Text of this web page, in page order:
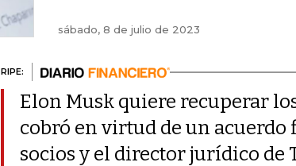
sábado, 8 de julio de 2023
RIPE:
Elon Musk quiere recuperar
cobró en virtud de un
socios y el director jurídico de